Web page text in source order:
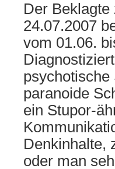
Der
24.07.2007
vom 01.06.
psychotische
paranoide
ein Stupor-
Denkinhalte,
oder man